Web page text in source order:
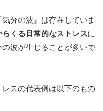
分の波』は存在していま
らくる日常的なストレスに
の波が生じることが多いで
スの代表例は以下のもの